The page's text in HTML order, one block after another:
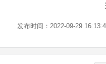
发布时间：2022-09-29